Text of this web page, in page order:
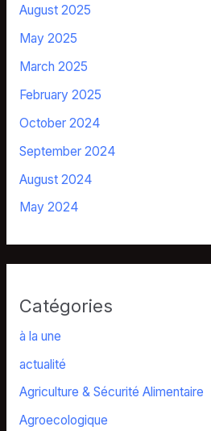
August 2025
May 2025
March 2025
February 2025
October 2024
September 2024
August 2024
May 2024
Catégories
à la une
actualité
Agriculture & Sécurité Alimentaire
Agroecologique